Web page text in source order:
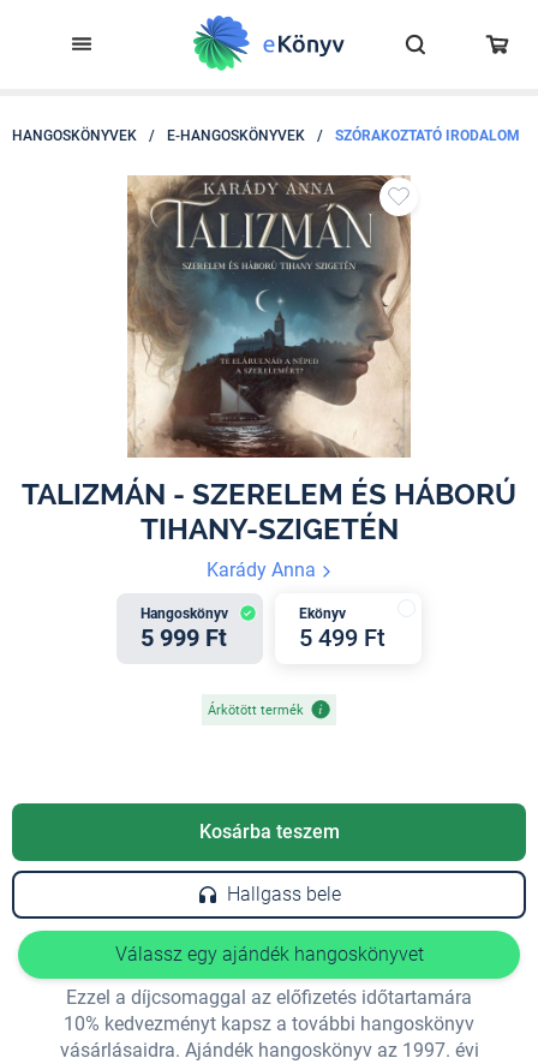
HANGOSKÖNYVEK / E-HANGOSKÖNYVEK / SZÓRAKOZTATÓ IRODALOM
TALIZMÁN - SZERELEM ÉS HÁBORÚ
TIHANY-SZIGETÉN
Karády Anna
Hangoskönyv
5 999 Ft
Ekönyv
5 499 Ft
Árkötött termék
Kosárba teszem
Hallgass bele
Válassz egy ajándék hangoskönyvet
Ezzel a díjcsomaggal az előfizetés időtartamára
10% kedvezményt kapsz a további hangoskönyv
vásárlásaidra. Ajándék hangoskönyv az 1997. évi